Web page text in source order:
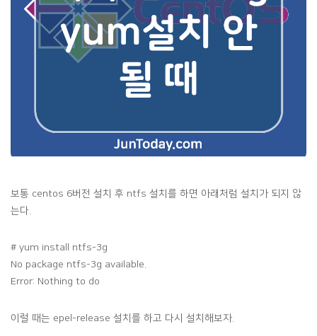
보통 centos 6버전 설치 후 ntfs 설치를 하면 아래처럼 설치가 되지 않
는다.
# yum install ntfs-3g
No package ntfs-3g available.
Error: Nothing to do
이럴 때는 epel-release 설치를 하고 다시 설치해보자.